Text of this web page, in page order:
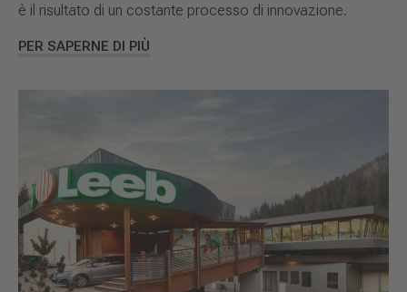
è il risultato di un costante processo di innovazione.
PER SAPERNE DI PIÙ